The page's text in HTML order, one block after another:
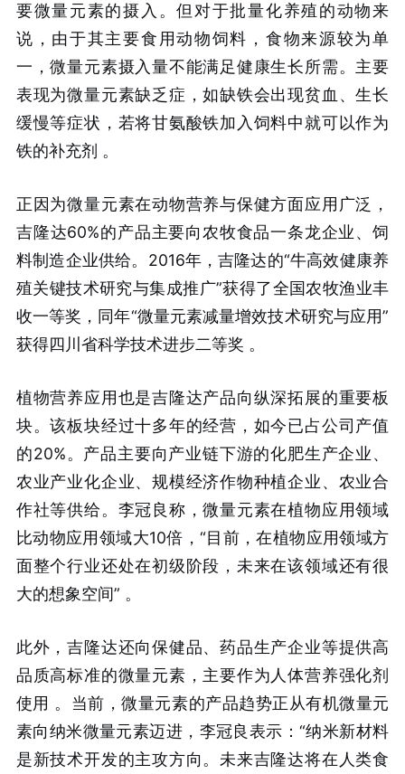
要微量元素的摄入。但对于批量化养殖的动物来
说，由于其主要食用动物饲料，食物来源较为单
一，微量元素摄入量不能满足健康生长所需。主要
表现为微量元素缺乏症，如缺铁会出现贫血、生长
缓慢等症状，若将甘氨酸铁加入饲料中就可以作为
铁的补充剂 。
正因为微量元素在动物营养与保健方面应用广泛，
吉隆达60%的产品主要向农牧食品一条龙企业、饲
料制造企业供给。2016年，吉隆达的“牛高效健康养
殖关键技术研究与集成推广”获得了全国农牧渔业丰
收一等奖，同年“微量元素减量增效技术研究与应用”
获得四川省科学技术进步二等奖 。
植物营养应用也是吉隆达产品向纵深拓展的重要板
块。该板块经过十多年的经营，如今已占公司产值
的20%。产品主要向产业链下游的化肥生产企业、
农业产业化企业、规模经济作物种植企业、农业合
作社等供给。李冠良称，微量元素在植物应用领域
比动物应用领域大10倍，“目前，在植物应用领域方
面整个行业还处在初级阶段，未来在该领域还有很
大的想象空间” 。
此外，吉隆达还向保健品、药品生产企业等提供高
品质高标准的微量元素，主要作为人体营养强化剂
使用 。当前，微量元素的产品趋势正从有机微量元
素向纳米微量元素迈进，李冠良表示：“纳米新材料
是新技术开发的主攻方向。未来吉隆达将在人类食